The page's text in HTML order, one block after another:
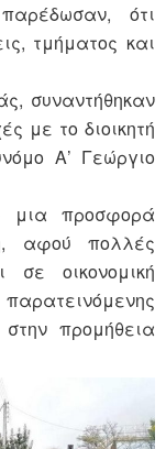
ότι
τμήματος και
συναντήθηκαν
με το διοικητή
Α’ Γεώργιο
μια προσφορά
αφού πολλές
σε οικονομική
προμήθεια